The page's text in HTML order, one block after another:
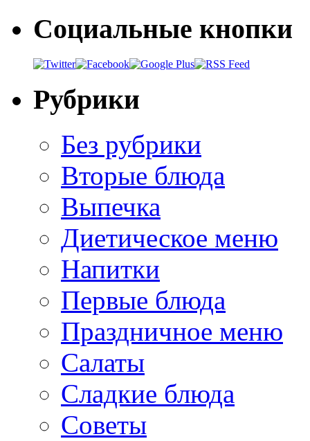
Социальные кнопки
Рубрики
Без рубрики
Вторые блюда
Выпечка
Диетическое меню
Напитки
Первые блюда
Праздничное меню
Салаты
Сладкие блюда
Советы